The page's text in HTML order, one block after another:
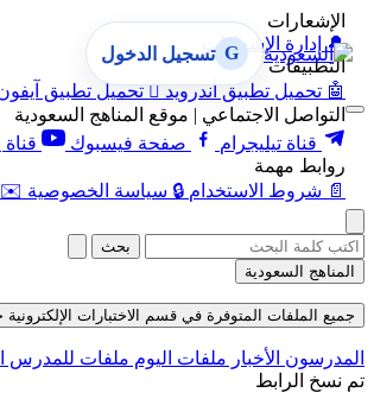
الإشعارات
🔔 إدارة الإشعارات
التطبيقات
🤖 تحميل تطبيق أندرويد  تحميل تطبيق
التواصل الاجتماعي | موقع المناهج السعودية
قناة تيليجرام
صفحة فيسبوك
روابط مهمة
📄 شروط الاستخدام 🔒 سياسة الخصوصية ✉️
G تسجيل الدخول
بحث
المناهج السعودية
جميع الملفات المتوفرة في قسم الاختبارات الإلكترونية حتى
المدرسون الأخبار ملفات اليوم ملفات للمدرس
تم نسخ الرابط